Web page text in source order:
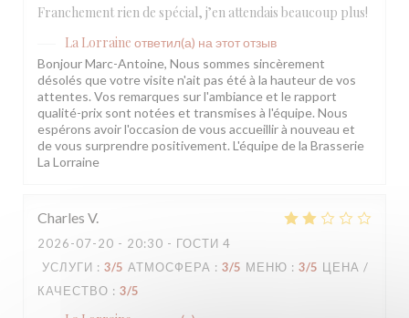
Franchement rien de spécial, j’en attendais beaucoup plus!
La Lorraine ответил(а) на этот отзыв
Bonjour Marc-Antoine, Nous sommes sincèrement
désolés que votre visite n'ait pas été à la hauteur de vos
attentes. Vos remarques sur l'ambiance et le rapport
qualité-prix sont notées et transmises à l'équipe. Nous
espérons avoir l'occasion de vous accueillir à nouveau et
de vous surprendre positivement. L'équipe de la Brasserie
La Lorraine
Charles V
2026-07-20 - 20:30 - ГОСТИ 4
УСЛУГИ : 3/5 АТМОСФЕРА : 3/5 МЕНЮ : 3/5 ЦЕНА /
КАЧЕСТВО : 3/5